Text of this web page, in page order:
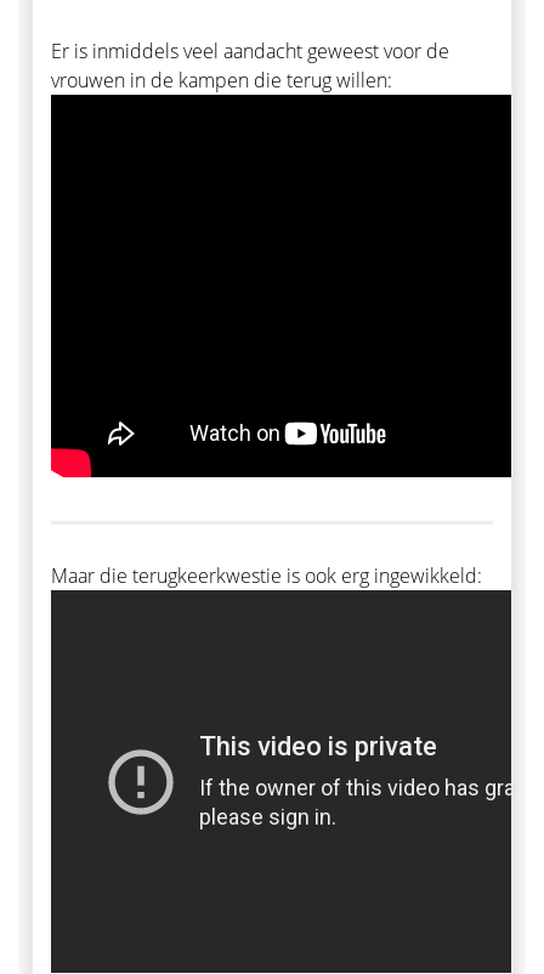
Er is inmiddels veel aandacht geweest voor de
vrouwen in de kampen die terug willen:
Maar die terugkeerkwestie is ook erg ingewikkeld: